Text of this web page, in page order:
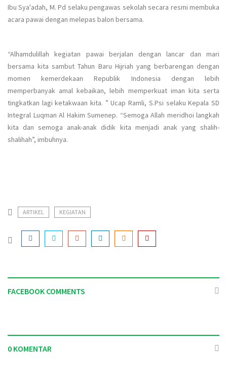
Ibu Sya'adah, M. Pd selaku pengawas sekolah secara resmi membuka
acara pawai dengan melepas balon bersama.
“Alhamdulillah kegiatan pawai berjalan dengan lancar dan mari
bersama kita sambut Tahun Baru Hijriah yang berbarengan dengan
momen kemerdekaan Republik Indonesia dengan lebih
memperbanyak amal kebaikan, lebih memperkuat iman kita serta
tingkatkan lagi ketakwaan kita. ” Ucap Ramli, S.Psi selaku Kepala SD
Integral Luqman Al Hakim Sumenep. “Semoga Allah meridhoi langkah
kita dan semoga anak-anak didik kita menjadi anak yang shalih-
shalihah”, imbuhnya.
ARTIKEL KEGIATAN
FACEBOOK COMMENTS
0 KOMENTAR